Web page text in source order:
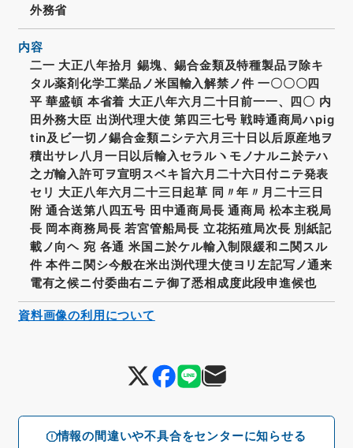
情報の間違いや不具合をセンターに知らせる
外務省
内容
二一 大正八年拾月 錫塊、錫合金類及特種製品ヲ除キ
タル薬剤化学工業品ノ米国輸入解禁ノ件 一〇〇〇四
平 華盛頓 本省着 大正八年六月二十日前一一、四〇 内
田外務大臣 出渕代理大使 第四三七号 戦時通商局ハpig
tin及ビ一切ノ錫合金類ニシテ六月三十日以后原産地ヲ
積出サレ八月一日以后輸入セラルヽモノナルニ於テハ
之ガ輸入許可ヲ宣明スベキ旨六月二十六日付ニテ発表
セリ 大正八年六月二十三日起草 同〃年〃月二十三日
附 通合送第八四五号 田中通商局長 通商局 松本主税局
長 岡本商務局長 若宮管船局長 立花拓殖局次長 別紙記
載ノ向ヘ 宛 各通 米国ニ於ケル輸入制限緩和ニ関スル
件 本件ニ関シ今般在米出渕代理大使ヨリ左記写ノ通来
電有之候ニ付委曲右ニテ御了悉相成度此段申進候也
資料画像の利用について